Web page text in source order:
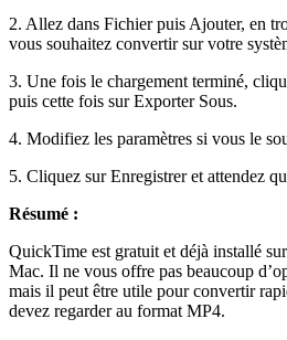
2. Allez dans Fichier puis Ajouter, en
vous souhaitez convertir sur votre
3. Une fois le chargement terminé,
puis cette fois sur Exporter Sous.
4. Modifiez les paramètres si vous le
5. Cliquez sur Enregistrer et attendez
Résumé :
QuickTime est gratuit et déjà installé
Mac. Il ne vous offre pas beaucoup
mais il peut être utile pour convertir
devez regarder au format MP4.